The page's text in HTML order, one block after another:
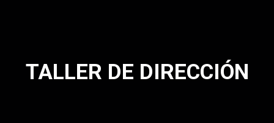
TALLER DE DIRECCIÓN